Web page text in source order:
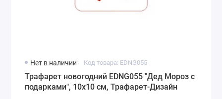
Нет в наличии Код товара: EDNG055
Трафарет новогодний EDNG055 "Дед Мороз с
подарками", 10х10 см, Трафарет-Дизайн